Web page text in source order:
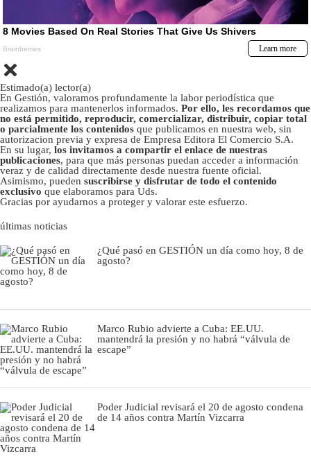
Estimado(a) lector(a)
En Gestión, valoramos profundamente la labor periodística que
realizamos para mantenerlos informados. Por ello, les recordamos que
no está permitido, reproducir, comercializar, distribuir, copiar total
o parcialmente los contenidos que publicamos en nuestra web, sin
autorizacion previa y expresa de Empresa Editora El Comercio S.A.
En su lugar, los invitamos a compartir el enlace de nuestras
publicaciones, para que más personas puedan acceder a información
veraz y de calidad directamente desde nuestra fuente oficial.
Asimismo, pueden suscribirse y disfrutar de todo el contenido
exclusivo que elaboramos para Uds.
Gracias por ayudarnos a proteger y valorar este esfuerzo.
últimas noticias
¿Qué pasó en GESTIÓN un día como hoy, 8 de
agosto?
Marco Rubio advierte a Cuba: EE.UU.
mantendrá la presión y no habrá “válvula de
escape”
Poder Judicial revisará el 20 de agosto condena
de 14 años contra Martín Vizcarra